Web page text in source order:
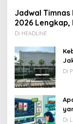
Jadwal Timnas
2026
Di HEADLINE
Di
Di